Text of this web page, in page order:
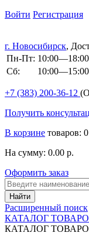
Войти Регистрация
г. Новосибирск,
Пн-Пт: 10:00—18:00
Сб:
+7 (383) 200-36-12
Получить
В корзине товаров: 0
На сумму: 0.00 р.
Оформить заказ
Расширенный поиск
КАТАЛОГ
КАТАЛОГ